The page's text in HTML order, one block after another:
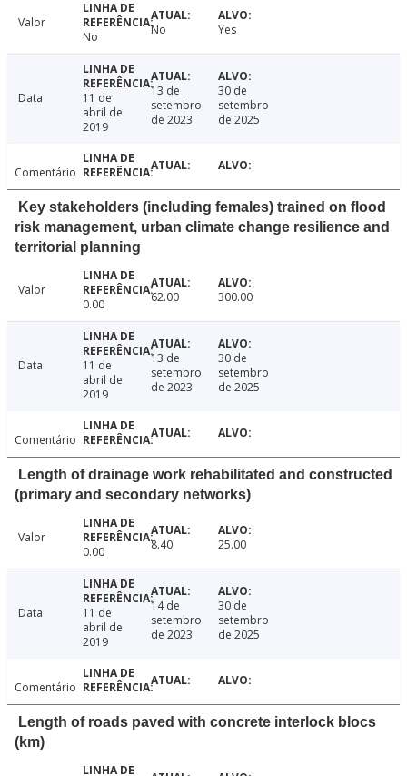
Valor
No
No Yes
Data
11 de
abril de
2019
13 de
setembro
de 2023
30 de
setembro
de 2025
Comentário
Key stakeholders (including females) trained on flood
risk management, urban climate change resilience and
territorial planning
Valor
0.00
62.00 300.00
Data
11 de
abril de
2019
13 de
setembro
de 2023
30 de
setembro
de 2025
Comentário
Length of drainage work rehabilitated and constructed
(primary and secondary networks)
Valor
0.00
8.40 25.00
Data
11 de
abril de
2019
14 de
setembro
de 2023
30 de
setembro
de 2025
Comentário
Length of roads paved with concrete interlock blocs
(km)